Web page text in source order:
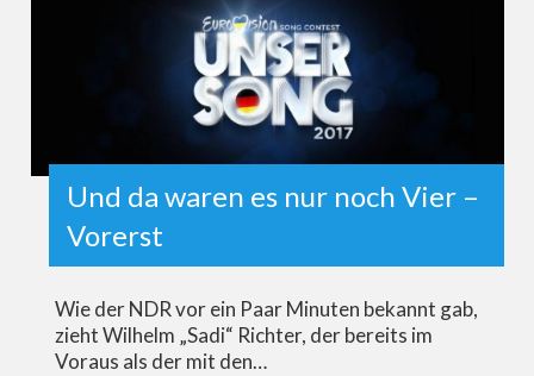
Und da waren es nur noch Vier –
Vorerst
Wie der NDR vor ein Paar Minuten bekannt gab,
zieht Wilhelm „Sadi“ Richter, der bereits im
Voraus als der mit den…